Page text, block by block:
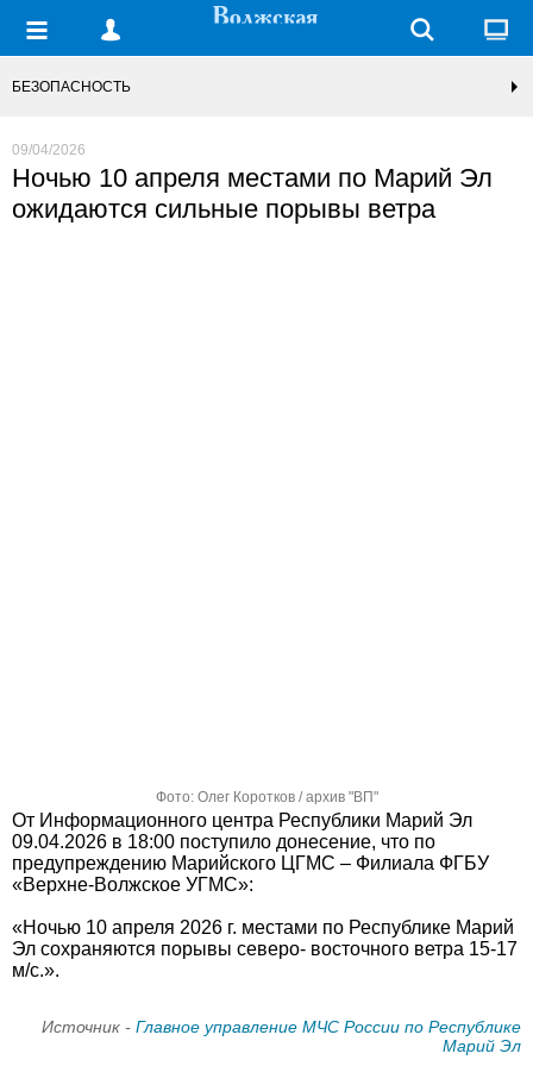
БЕЗОПАСНОСТЬ
09/04/2026
Ночью 10 апреля местами по Марий Эл
ожидаются сильные порывы ветра
Фото: Олег Коротков / архив "ВП"
От Информационного центра Республики Марий Эл
09.04.2026 в 18:00 поступило донесение, что по
предупреждению Марийского ЦГМС – Филиала ФГБУ
«Верхне-Волжское УГМС»:
«Ночью 10 апреля 2026 г. местами по Республике Марий
Эл сохраняются порывы северо- восточного ветра 15-17
м/с.».
Источник - Главное управление МЧС России по Республике
Марий Эл